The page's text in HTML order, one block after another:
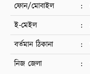
ফোন/মোবাইল
:
ই-মেইল
:
বর্তমান ঠিকানা
:
নিজ জেলা
: